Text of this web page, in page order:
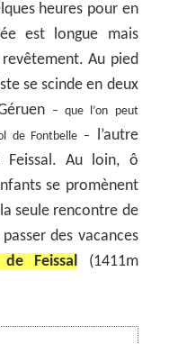
heures pour en
est longue mais
Au pied
se scinde en deux
– que l’on peut
de Fontbelle –
l’autre
Feissal. Au loin, ô
se promènent
seule rencontre de
des vacances
Feissal (1411m